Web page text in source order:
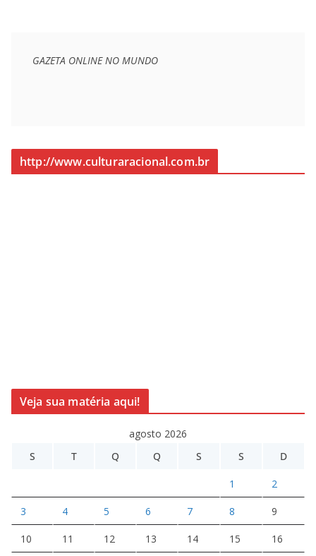
GAZETA ONLINE NO MUNDO
http://www.culturaracional.com.br
Veja sua matéria aqui!
agosto 2026
S
T Q Q S S D
1 2
3 4 5 6 7 8 9
10 11 12 13 14 15 16